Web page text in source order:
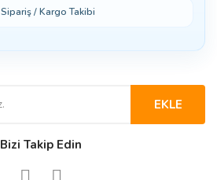
Sipariş / Kargo Takibi
EKLE
Bizi Takip Edin